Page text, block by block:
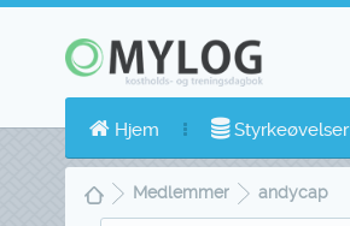
Hjem Styrkeøvelser
Medlemmer andycap